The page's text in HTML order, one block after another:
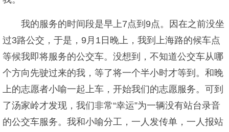
我的服务的时间段是早上7点到9点。因在之前没坐
过3路公交，于是，9月1日晚上，我到上海路的候车点
等候我即将服务的公交车。没想到，不知道公交车从哪
个方向先驶过来的我，等了将一个半小时才等到。和晚
上的志愿者小喻一起上车，开始我们的志愿服务。可到
了汤家岭才发现，我们非常“幸运”为一辆没有站台录音
的公交车服务。我和小喻分工，一人发传单，一人报站